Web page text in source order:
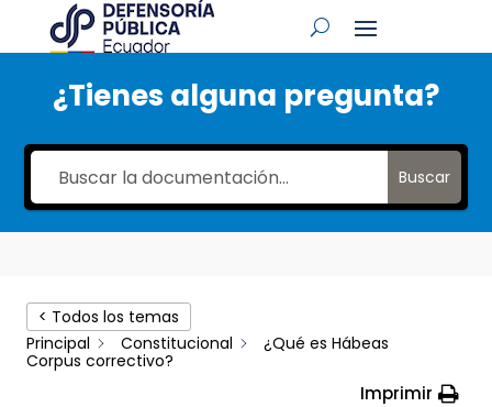
¿Tienes alguna pregunta?
Buscar
< Todos los temas
Principal
Constitucional
¿Qué es Hábeas
Corpus correctivo?
Imprimir